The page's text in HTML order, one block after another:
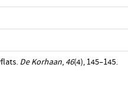
De Korhaan, 46(4), 145–145.